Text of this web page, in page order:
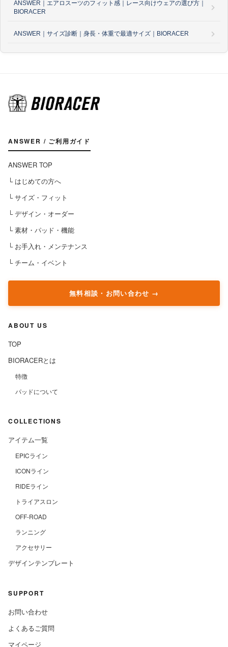
ANSWER｜エアロスーツのフィット感｜レース向けウェアの選び方｜
BIORACER
ANSWER｜サイズ診断｜身長・体重で最適サイズ｜BIORACER
ANSWER / ご利用ガイド
ANSWER TOP
└ はじめての方へ
└ サイズ・フィット
└ デザイン・オーダー
└ 素材・パッド・機能
└ お手入れ・メンテナンス
└ チーム・イベント
無料相談・お問い合わせ
ABOUT US
TOP
BIORACERとは
特徴
パッドについて
COLLECTIONS
アイテム一覧
EPICライン
ICONライン
RIDEライン
トライアスロン
OFF-ROAD
ランニング
アクセサリー
デザインテンプレート
SUPPORT
お問い合わせ
よくあるご質問
マイページ